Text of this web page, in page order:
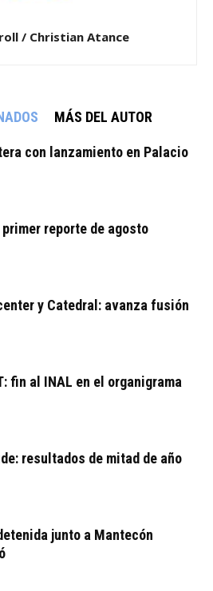
/ Christian Atance
MÁS DEL AUTOR
con lanzamiento en Palacio
primer reporte de agosto
y Catedral: avanza fusión
fin al INAL en el organigrama
resultados de mitad de año
junto a Mantecón